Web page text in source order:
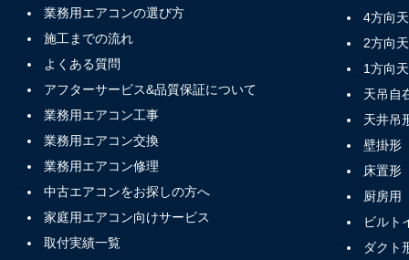
業務用エアコンの選び方
施工までの流れ
よくある質問
アフターサービス&品質保証について
業務用エアコン工事
業務用エアコン交換
業務用エアコン修理
中古エアコンをお探しの方へ
家庭用エアコン向けサービス
取付実績一覧
4方向
2方向
1方向
天吊自
天井吊
壁掛形
床置形
厨房用
ビルト
ダクト